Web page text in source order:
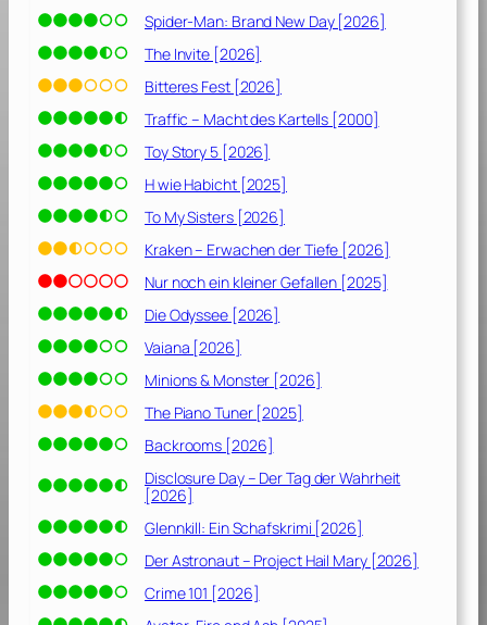
r
r
ü
k
t
e
s
A
b
e
n
t
e
e
r
[
0
9
]
Spider-Man: Brand New Day [2026]
The Invite [2026]
Bitteres Fest [2026]
Traffic – Macht des Kartells [2000]
Toy Story 5 [2026]
H wie Habicht [2025]
To My Sisters [2026]
Kraken – Erwachen der Tiefe [2026]
Nur noch ein kleiner Gefallen [2025]
Die Odyssee [2026]
Vaiana [2026]
Minions & Monster [2026]
The Piano Tuner [2025]
Backrooms [2026]
Disclosure Day – Der Tag der Wahrheit
[2026]
Glennkill: Ein Schafskrimi [2026]
Der Astronaut – Project Hail Mary [2026]
Crime 101 [2026]